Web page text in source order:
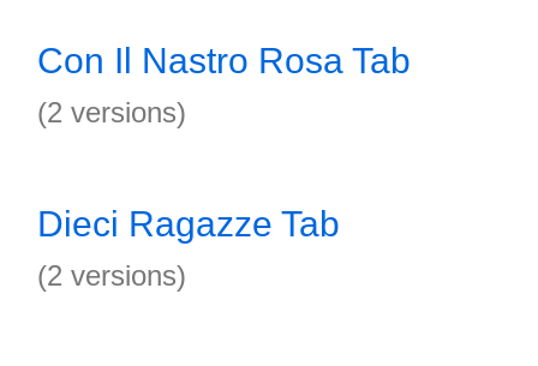
Con Il Nastro Rosa Tab
(2 versions)
Dieci Ragazze Tab
(2 versions)